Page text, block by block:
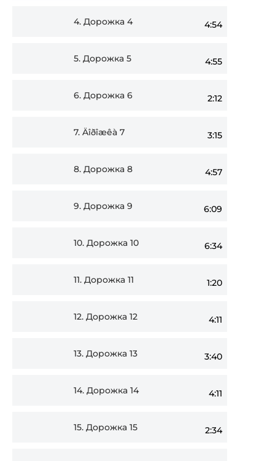
4. Дорожка 4 4:54
5. Дорожка 5 4:55
6. Дорожка 6 2:12
7. Äîðîæêà 7 3:15
8. Дорожка 8 4:57
9. Дорожка 9 6:09
10. Дорожка 10 6:34
11. Дорожка 11 1:20
12. Дорожка 12 4:11
13. Дорожка 13 3:40
14. Дорожка 14 4:11
15. Дорожка 15 2:34